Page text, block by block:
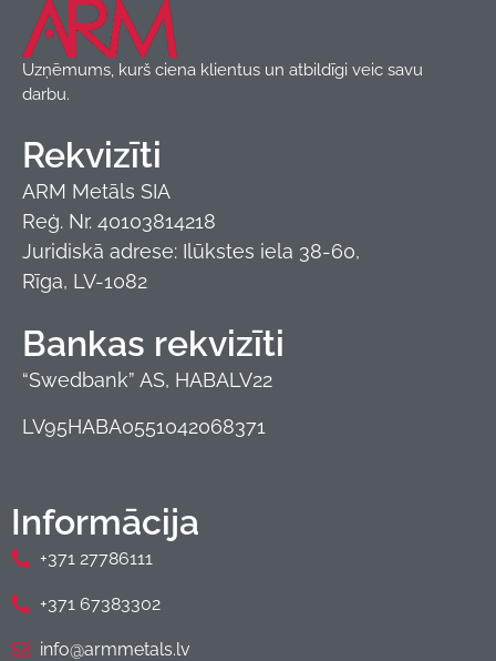
Uzņēmums, kurš ciena klientus un atbildīgi veic savu
darbu.
Rekvizīti
ARM Metāls SIA
Reģ. Nr. 40103814218
Juridiskā adrese: Ilūkstes iela 38-60,
Rīga, LV-1082
Bankas rekvizīti
“Swedbank” AS, HABALV22
LV95HABA0551042068371
Informācija
+371 27786111
+371 67383302
info@armmetals.lv